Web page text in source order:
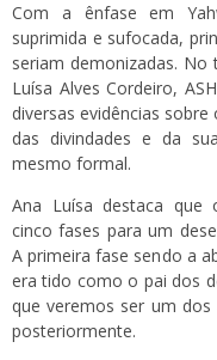
Com a ênfase em
suprimida e sufocada,
seriam demonizadas.
Luísa Alves Cordeiro,
diversas evidências
das divindades e da
mesmo formal.
Ana Luísa destaca que
cinco fases para um
A primeira fase sendo a
era tido como o pai dos
que veremos ser um
posteriormente.